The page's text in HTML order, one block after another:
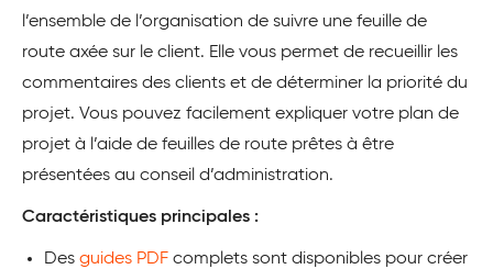
l’ensemble de l’organisation de suivre une feuille de
route axée sur le client. Elle vous permet de recueillir les
commentaires des clients et de déterminer la priorité du
projet. Vous pouvez facilement expliquer votre plan de
projet à l’aide de feuilles de route prêtes à être
présentées au conseil d’administration.
Caractéristiques principales :
Des guides PDF complets sont disponibles pour créer